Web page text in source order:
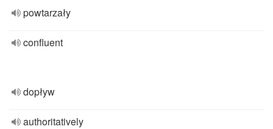
powtarzały
confluent
dopływ
authoritatively